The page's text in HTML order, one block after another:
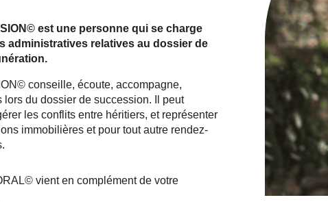
est une personne qui se charge
administratives relatives au dossier de
conseille, écoute, accompagne,
du dossier de succession. Il peut
les conflits entre héritiers, et représenter
immobilières et pour tout autre rendez-
vient en complément de votre